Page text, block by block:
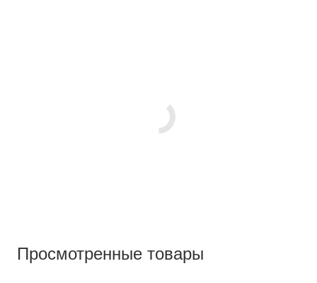
Просмотренные товары